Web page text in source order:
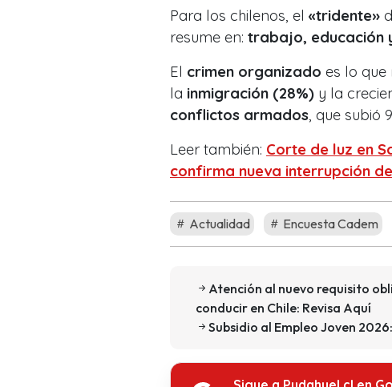
Para los chilenos, el «tridente»
resume en: trabajo, educación
El crimen organizado es lo
la inmigración (28%) y la
conflictos armados , que
Leer también: Corte de luz en
confirma nueva interrupción
Actualidad Encuesta Cadem
Atención al nuevo requisito
conducir en Chile: Revisa Aquí
Subsidio al Empleo Joven